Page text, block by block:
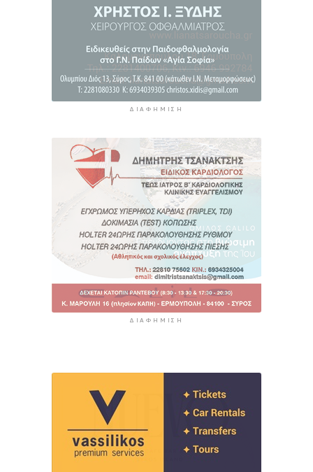
ΔΙΑΦΉΜΙΣΗ
ΔΙΑΦΉΜΙΣΗ